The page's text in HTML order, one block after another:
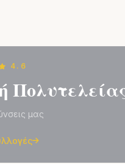
4.6
μας